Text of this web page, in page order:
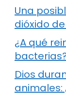
Una
dióxido
¿A qué
Dios
animales: